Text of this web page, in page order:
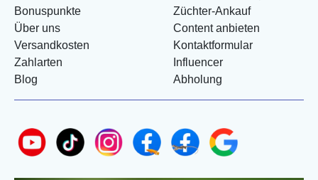
Bonuspunkte
Über uns
Versandkosten
Zahlarten
Blog
Züchter-Ankauf
Content anbieten
Kontaktformular
Influencer
Abholung